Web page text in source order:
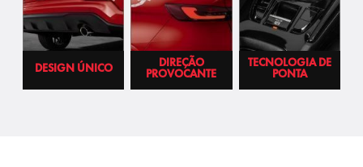
DESIGN ÚNICO
DIREÇÃO
PROVOCANTE
TECNOLOGIA DE
PONTA